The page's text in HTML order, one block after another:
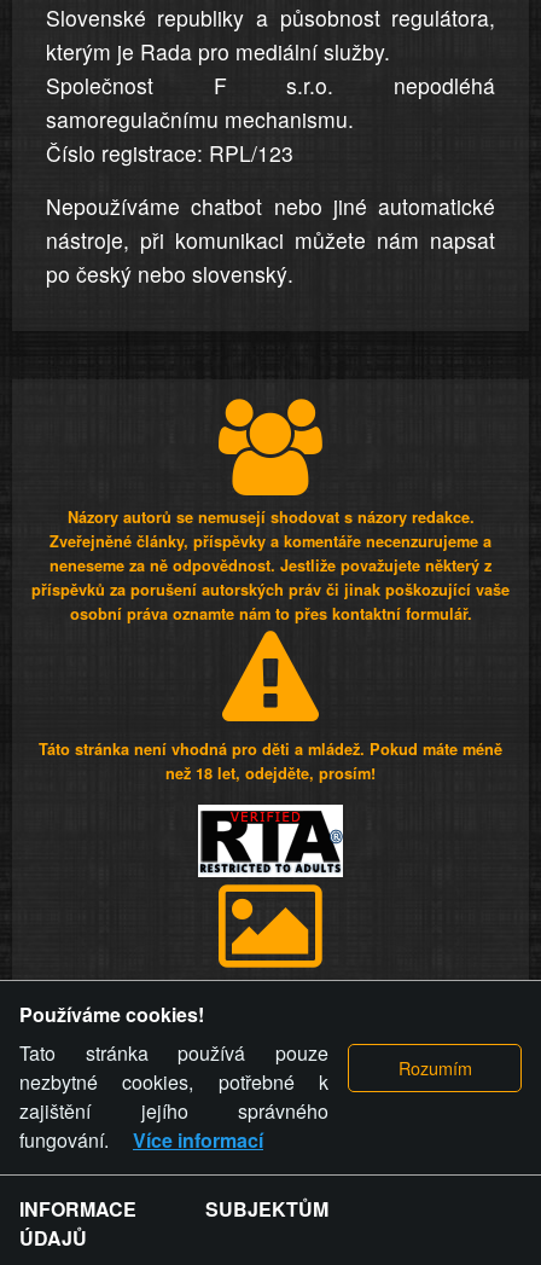
Slovenské republiky a působnost regulátora,
kterým je Rada pro mediální služby.
Společnost F s.r.o. nepodléhá
samoregulačnímu mechanismu.
Číslo registrace: RPL/123
Nepoužíváme chatbot nebo jiné automatické
nástroje, při komunikaci můžete nám napsat
po český nebo slovenský.
Názory autorů se nemusejí shodovat s názory redakce.
Zveřejněné články, příspěvky a komentáře necenzurujeme a
neneseme za ně odpovědnost. Jestliže považujete některý z
příspěvků za porušení autorských práv či jinak poškozující vaše
osobní práva oznamte nám to přes kontaktní formulář.
Táto stránka není vhodná pro děti a mládež. Pokud máte méně
než 18 let, odejděte, prosím!
videa a komentáře. Osoba, které se toto opatření provozovatele
stránky týče, ani osoba, která umístila fotografii nebo video na
stránku, nemůže z důvodu odstranění fotografie, videa nebo
komentáře pro výše uvedenou okolnost uplatnit vůči
provozovateli stránky žádný nárok na náhradu škody nebo
nemajetkové újmy.
ZVRÁCENÝ.CZ - Svět není zvrácenej. To jen
Používáme cookies!
Tato stránka používá pouze
nezbytné cookies, potřebné k
zajištění jejího správného
fungování.
Více informací
INFORMACE SUBJEKTŮM
ÚDAJŮ